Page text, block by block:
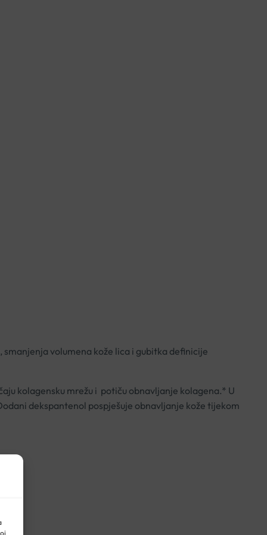
volumena kože lica i gubitka definicije
kolagensku mrežu i potiču obnavljanje kolagena.* U
dekspantenol pospješuje obnavljanje kože tijekom